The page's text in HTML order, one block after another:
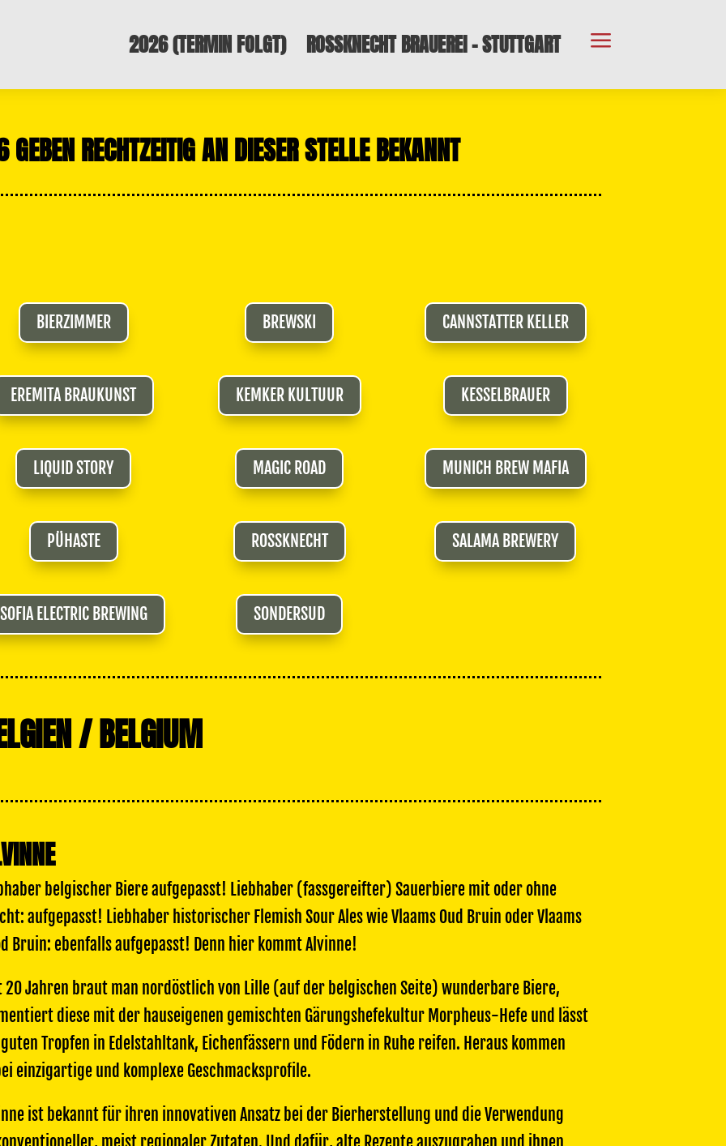
2026 (TERMIN FOLGT) ROSSKNECHT BRAUEREI - STUTTGART a
RECHTZEITIG AN DIESER STELLE BEKANNT
BIERZIMMER BREWSKI CANNSTATTER KELLER
EREMITA BRAUKUNST KEMKER KULTUUR KESSELBRAUER
LIQUID STORY MAGIC ROAD MUNICH BREW MAFIA
PÜHASTE ROSSKNECHT SALAMA BREWERY
SOFIA ELECTRIC BREWING SONDERSUD
/ BELGIUM
belgischer Biere aufgepasst! Liebhaber (fassgereifter) Sauerbiere mit oder ohne
aufgepasst! Liebhaber historischer Flemish Sour Ales wie Vlaams Oud Bruin oder Vlaams
Bruin: ebenfalls aufgepasst! Denn hier kommt Alvinne!
20 Jahren braut man nordöstlich von Lille (auf der belgischen Seite) wunderbare Biere,
diese mit der hauseigenen gemischten Gärungshefekultur Morpheus-Hefe und lässt
Tropfen in Edelstahltank, Eichenfässern und Födern in Ruhe reifen. Heraus kommen
einzigartige und komplexe Geschmacksprofile.
ist bekannt für ihren innovativen Ansatz bei der Bierherstellung und die Verwendung